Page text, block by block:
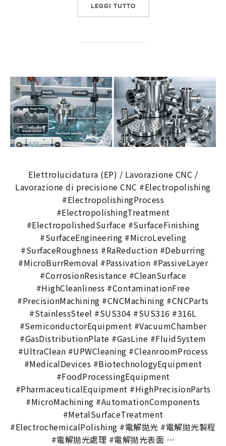
LEGGI TUTTO“CERAMICA DI
Elettrolucidatura (EP) / Lavorazione CNC /
Lavorazione di precisione CNC #Electropolishing
#ElectropolishingProcess
#ElectropolishingTreatment
#ElectropolishedSurface #SurfaceFinishing
#SurfaceEngineering #MicroLeveling
#SurfaceRoughness #RaReduction #Deburring
#MicroBurrRemoval #Passivation #PassiveLayer
#CorrosionResistance #CleanSurface
#HighCleanliness #ContaminationFree
#PrecisionMachining #CNCMachining #CNCParts
#StainlessSteel #SUS304 #SUS316 #316L
#SemiconductorEquipment #VacuumChamber
#GasDistributionPlate #GasLine #FluidSystem
#UltraClean #UPWCleaning #CleanroomProcess
#MedicalDevices #BiotechnologyEquipment
#FoodProcessingEquipment
#PharmaceuticalEquipment #HighPrecisionParts
#MicroMachining #AutomationComponents
#MetalSurfaceTreatment
#ElectrochemicalPolishing #電解拋光 #電解拋光製程
#電解拋光處理 #電解拋光表面 …